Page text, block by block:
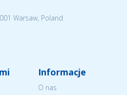
Warsaw, Poland
Informacje
O nas